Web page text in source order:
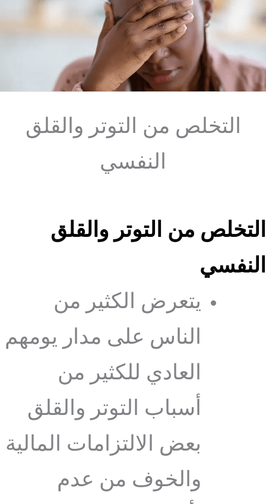
التخلص من التوتر والقلق
النفسي
التخلص من التوتر والقلق
النفسي
يتعرض الكثير من
الناس على مدار يومهم
العادي للكثير من
أسباب التوتر والقلق
بعض الالتزامات المالية
والخوف من عدم